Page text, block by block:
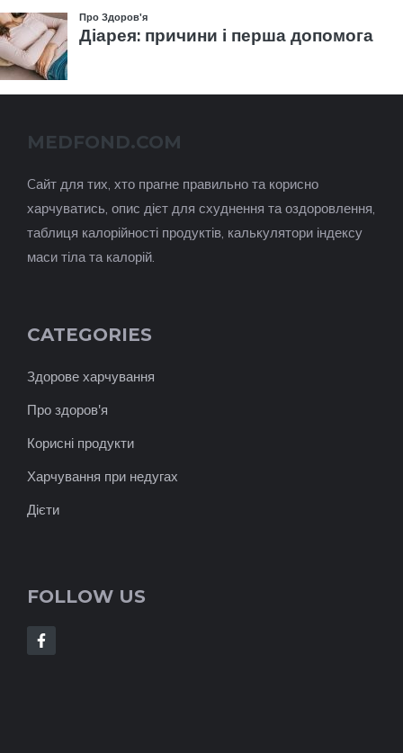
MEDFOND.COM
Cайт для тих, хто прагне правильно та корисно
харчуватись, опис дієт для схуднення та оздоровлення,
таблиця калорійності продуктів, калькулятори індексу
маси тіла та калорій.
CATEGORIES
Здорове харчування
Про здоров'я
Корисні продукти
Харчування при недугах
Дієти
FOLLOW US